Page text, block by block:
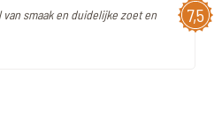
7,5
smaak en duidelijke zoet en